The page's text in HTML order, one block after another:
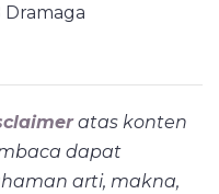
atas konten
dapat
arti, makna,